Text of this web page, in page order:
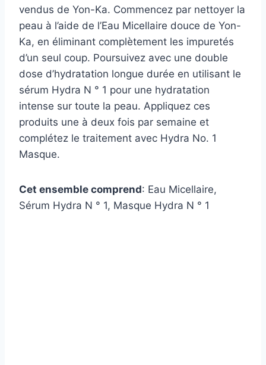
vendus de Yon-Ka. Commencez par nettoyer la
peau à l’aide de l’Eau Micellaire douce de Yon-
Ka, en éliminant complètement les impuretés
d’un seul coup. Poursuivez avec une double
dose d’hydratation longue durée en utilisant le
sérum Hydra N ° 1 pour une hydratation
intense sur toute la peau. Appliquez ces
produits une à deux fois par semaine et
complétez le traitement avec Hydra No. 1
Masque.
Cet ensemble comprend: Eau Micellaire,
Sérum Hydra N ° 1, Masque Hydra N ° 1